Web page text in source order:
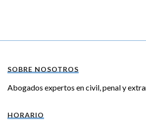
SOBRE NOSOTROS
Abogados expertos en civil, penal y
HORARIO